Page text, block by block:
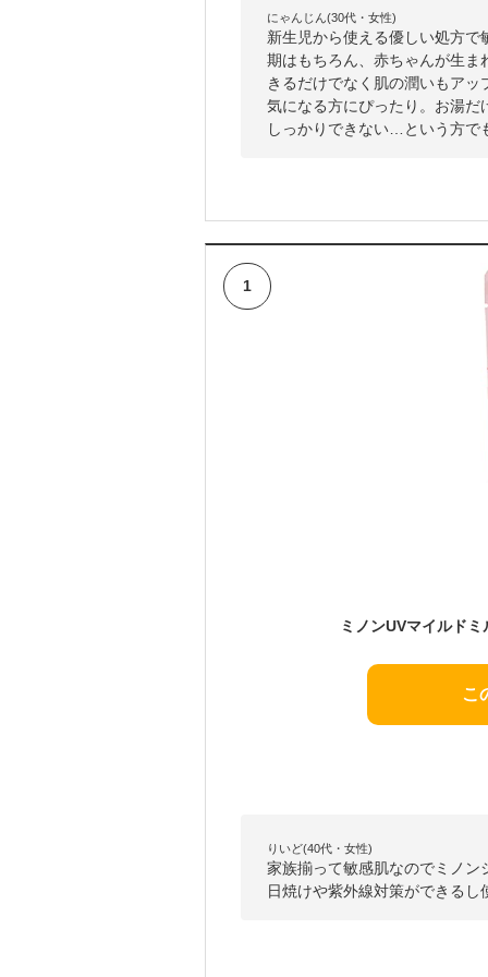
にゃんじん(30代・女性)
新生児から使える優しい処方
期はもちろん、赤ちゃんが生
きるだけでなく肌の潤いもア
気になる方にぴったり。お湯
しっかりできない…という方で
1
こ
りいど(40代・女性)
家族揃って敏感肌なのでミノ
日焼けや紫外線対策ができる